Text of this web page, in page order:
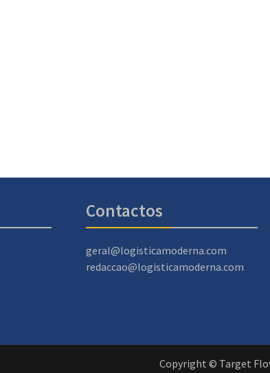
Contactos
geral@logisticamoderna.com
redaccao@logisticamoderna.com
Copyright © Target